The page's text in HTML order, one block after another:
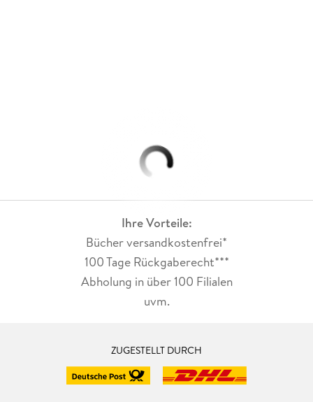
Ihre Vorteile:
Bücher versandkostenfrei*
100 Tage Rückgaberecht***
Abholung in über 100 Filialen
uvm.
ZUGESTELLT DURCH